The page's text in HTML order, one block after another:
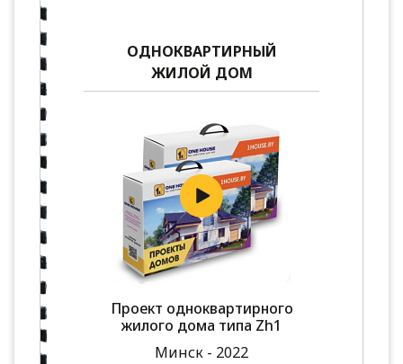
ОДНОКВАРТИРНЫЙ
ЖИЛОЙ ДОМ
Проект одноквартирного
жилого дома типа Zh1
Минск - 2022